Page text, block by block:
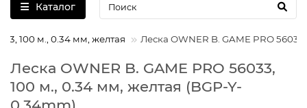
Каталог
100 м., 0.34 мм, желтая Леска OWNER B. GAME PRO
Леска OWNER B. GAME PRO 56033,
100 м., 0.34 мм, желтая (BGP-Y-